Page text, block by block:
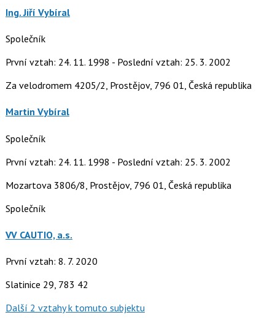
Ing. Jiří Vybíral
Společník
První vztah: 24. 11. 1998 - Poslední vztah: 25. 3. 2002
Za velodromem 4205/2, Prostějov, 796 01, Česká republika
Martin Vybíral
Společník
První vztah: 24. 11. 1998 - Poslední vztah: 25. 3. 2002
Mozartova 3806/8, Prostějov, 796 01, Česká republika
Společník
VV CAUTIO, a.s.
První vztah: 8. 7. 2020
Slatinice 29, 783 42
Další 2 vztahy k tomuto subjektu